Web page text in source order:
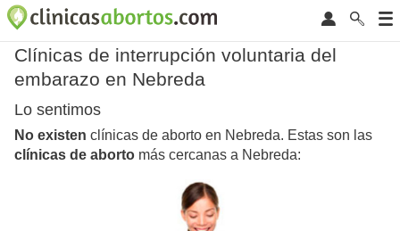
Clínicas de interrupción voluntaria del
embarazo en Nebreda
Lo sentimos
No existen clínicas de aborto en Nebreda. Estas son las
clínicas de aborto más cercanas a Nebreda: